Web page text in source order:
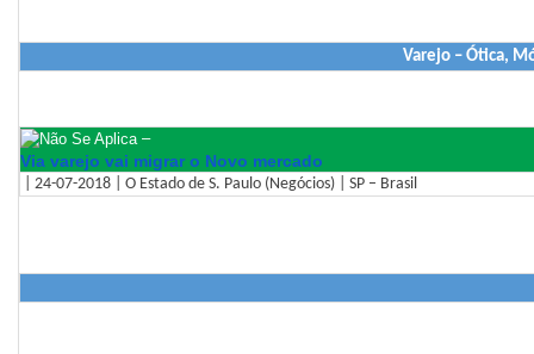
Varejo – Ótica,
–
Via varejo vai migrar o Novo mercado
| 24-07-2018 | O Estado de S. Paulo (Negócios) | SP – Brasil